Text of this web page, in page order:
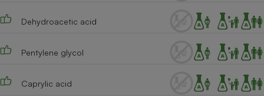
Dehydroacetic acid
Pentylene glycol
Caprylic acid